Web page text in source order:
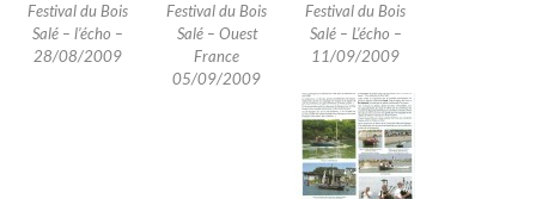
Festival du Bois
Salé – l’écho –
28/08/2009
Festival du Bois
Salé – Ouest
France
05/09/2009
Festival du Bois
Salé – L’écho –
11/09/2009